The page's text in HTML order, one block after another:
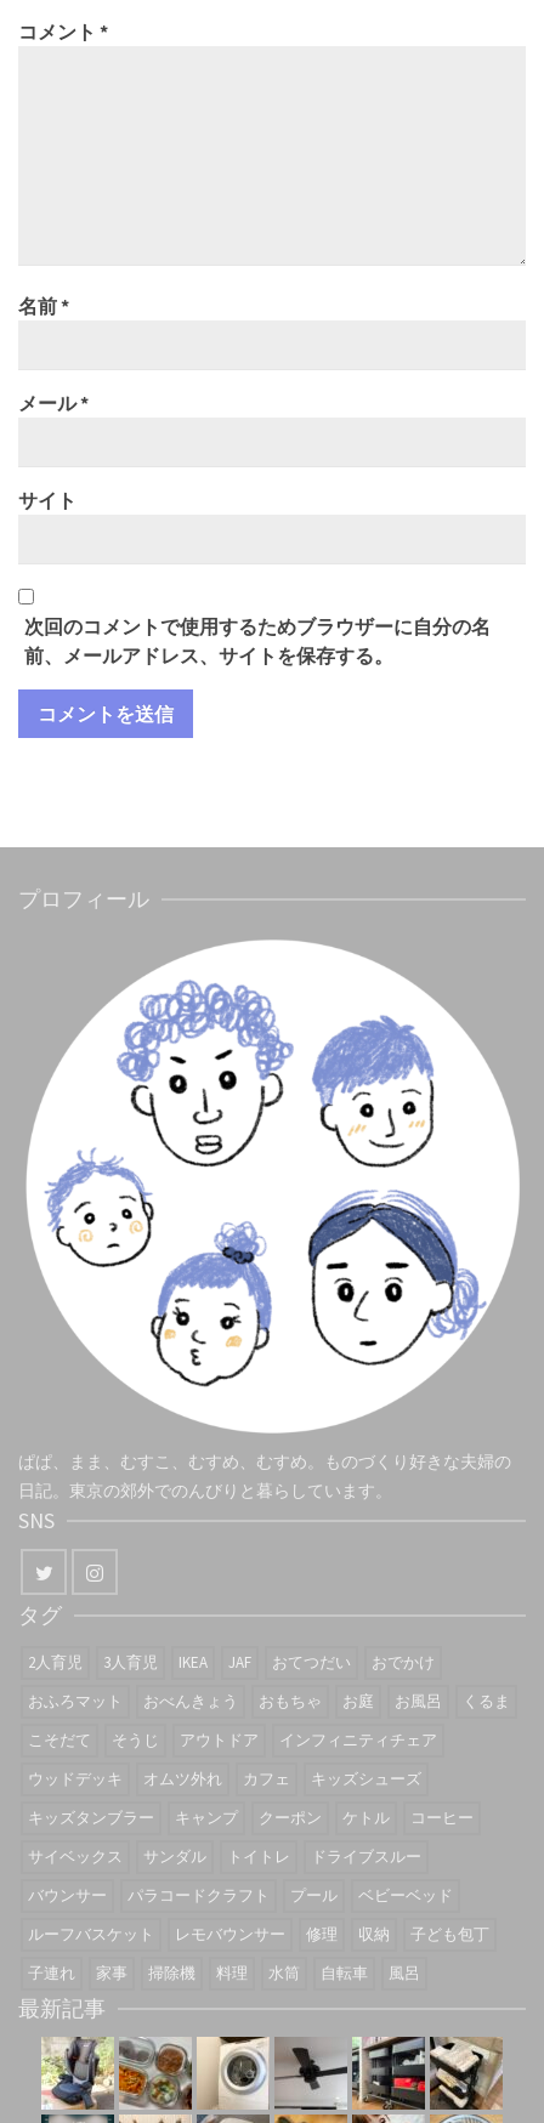
コメント *
名前*
メール*
サイト
次回のコメントで使用するためブラウザーに自分の名
前、メールアドレス、サイトを保存する。
プロフィール
ぱぱ、まま、むすこ、むすめ、むすめ。ものづくり好きな夫婦の
日記。東京の郊外でのんびりと暮らしています。
SNS
タグ
2人育児 3人育児 IKEA JAF おてつだい
おでかけ
おふろマット
おべんきょう おもちゃ お庭 お風呂
くるま
こそだて
そうじ アウトドア
インフィニティチェア
ウッドデッキ
オムツ外れ カフェ
キッズシューズ
キッズタンブラー
キャンプ クーポン ケトル
コーヒー
サイベックス
サンダル トイトレ
ドライブスルー
バウンサー
パラコードクラフト プール
ベビーベッド
ルーフバスケット
レモバウンサー 修理 収納
子ども包丁
子連れ
家事 掃除機 料理 水筒 自転車 風呂
最新記事